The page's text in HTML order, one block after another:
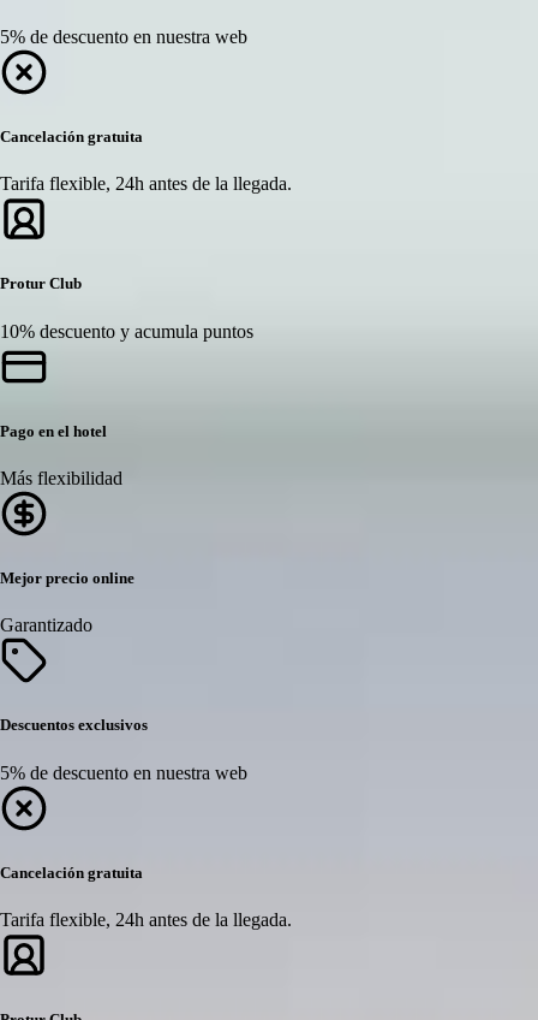
5% de descuento en nuestra web
Cancelación gratuita
Tarifa flexible, 24h antes de la llegada.
Protur Club
10% descuento y acumula puntos
Pago en el hotel
Más flexibilidad
Mejor precio online
Garantizado
Descuentos exclusivos
5% de descuento en nuestra web
Cancelación gratuita
Tarifa flexible, 24h antes de la llegada.